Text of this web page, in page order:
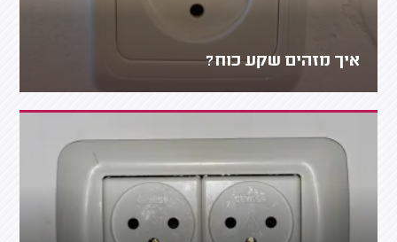
איך מזהים שקע כוח?